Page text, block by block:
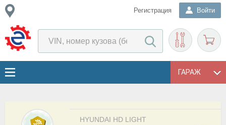
Регистрация Войти
ГАРАЖ
HYUNDAI HD LIGHT